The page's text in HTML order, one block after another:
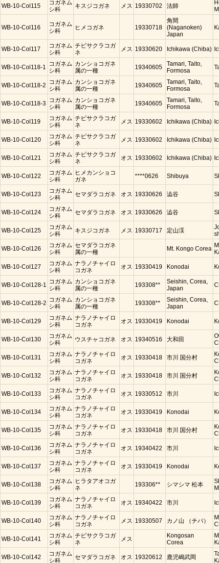
WB-10-Col115
コガネム
シ科
キスジコガネ メス 19330702 法師
WB-10-Col116
コガネム
シ科
ヒメコガネ 19330718
角間
(Naganoken)
Japan
WB-10-Col117
コガネム
シ科
チビサクラコガ
ネ
メス 19330620 Ichikawa (Chiba)
WB-10-Col118-1 コガネム
シ科
カンショコガネ
属の一種
19340605
Tamari, Taito,
Formosa
WB-10-Col118-2 コガネム
シ科
カンショコガネ
属の一種
19340605
Tamari, Taito,
Formosa
WB-10-Col118-3 コガネム
シ科
カンショコガネ
属の一種
19340605
Tamari, Taito,
Formosa
WB-10-Col119
コガネム
シ科
チビサクラコガ
ネ
メス 19330602 Ichikawa (Chiba)
WB-10-Col120
コガネム
シ科
チビサクラコガ
ネ
メス 19330602 Ichikawa (Chiba)
WB-10-Col121
コガネム
シ科
チビサクラコガ
ネ
オス 19330602 Ichikawa (Chiba)
WB-10-Col122
コガネム
シ科
ヒメカンショコ
ガネ
****0626 Shibuya
WB-10-Col123
コガネム
シ科
セマダラコガネ オス 19330626 澁谷
WB-10-Col124
コガネム
シ科
セマダラコガネ オス 19330626 澁谷
WB-10-Col125
コガネム
シ科
キスジコガネ メス 19330717 定山渓
WB-10-Col126
コガネム
シ科
セマダラコガネ
属の一種
Mt. Kongo Corea
WB-10-Col127
コガネム
シ科
ナラノチャイロ
コガネ
オス 19330419 Konodai
WB-10-Col128-1 コガネム
シ科
カンショコガネ
属の一種
193308**
Seishin, Corea,
Japan
WB-10-Col128-2 コガネム
シ科
カンショコガネ
属の一種
193308**
Seishin, Corea,
Japan
WB-10-Col129
コガネム
シ科
ナラノチャイロ
コガネ
オス 19330419 Konodai
WB-10-Col130
コガネム
シ科
ウスチャコガネ オス 19340516 大和田
WB-10-Col131
コガネム
シ科
ナラノチャイロ
コガネ
オス 19330418 市川 国分村
WB-10-Col132
コガネム
シ科
ナラノチャイロ
コガネ
オス 19330418 市川 国分村
WB-10-Col133
コガネム
シ科
ナラノチャイロ
コガネ
オス 19330512 市川
WB-10-Col134
コガネム
シ科
ナラノチャイロ
コガネ
オス 19330419 Konodai
WB-10-Col135
コガネム
シ科
ナラノチャイロ
コガネ
オス 19330418 市川 国分村
WB-10-Col136
コガネム
シ科
ナラノチャイロ
コガネ
オス 19340422 市川
WB-10-Col137
コガネム
シ科
ナラノチャイロ
コガネ
オス 19330419 Konodai
WB-10-Col138
コガネム
シ科
ヒラタアオコガ
ネ
193306** シマシマ 松本
WB-10-Col139
コガネム
シ科
ナラノチャイロ
コガネ
オス 19340422 市川
WB-10-Col140
コガネム
シ科
ナラノチャイロ
コガネ
メス 19330507 カノ山 （チバ）
WB-10-Col141
コガネム
シ科
チビサクラコガ
ネ
メス
Kongosan
Corea
WB-10-Col142
コガネム
シ科
セマダラコガネ オス 19320612 鹿児嶋武岡